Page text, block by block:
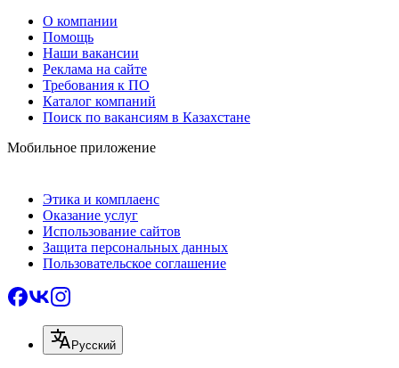
О компании
Помощь
Наши вакансии
Реклама на сайте
Требования к ПО
Каталог компаний
Поиск по вакансиям в Казахстане
Мобильное приложение
Этика и комплаенс
Оказание услуг
Использование сайтов
Защита персональных данных
Пользовательское соглашение
Русский